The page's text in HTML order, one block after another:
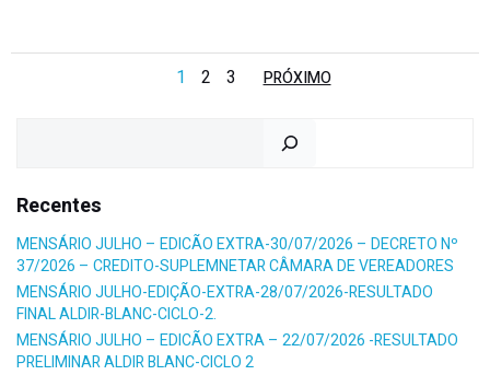
Posts
navigation
Page
1 Page
2 Page
3 Posts
navigation
PRÓXIMO
Recentes
MENSÁRIO JULHO – EDICÃO EXTRA-30/07/2026 – DECRETO Nº
37/2026 – CREDITO-SUPLEMNETAR CÂMARA DE VEREADORES
MENSÁRIO JULHO-EDIÇÃO-EXTRA-28/07/2026-RESULTADO
FINAL ALDIR-BLANC-CICLO-2.
MENSÁRIO JULHO – EDICÃO EXTRA – 22/07/2026 -RESULTADO
PRELIMINAR ALDIR BLANC-CICLO 2